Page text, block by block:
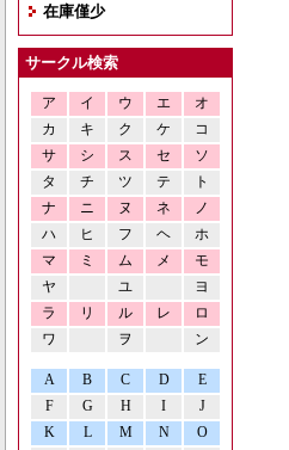
在庫僅少
サークル検索
ア イ ウ エ
オ
カ
キ ク ケ
コ
サ
シ ス セ
ソ
タ
チ ツ テ
ト
ナ
ニ ヌ ネ
ノ
ハ
ヒ フ ヘ
ホ
マ
ミ ム メ
モ
ヤ
ユ
ヨ
ラ
リ ル レ
ロ
ワ
ヲ ン
A B C D
E
F
G H I
J
K
L M N O